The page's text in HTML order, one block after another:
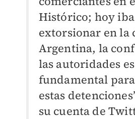
Histórico; hoy
extorsionar en la
Argentina, la
las autoridades es
fundamental
estas
su cuenta de